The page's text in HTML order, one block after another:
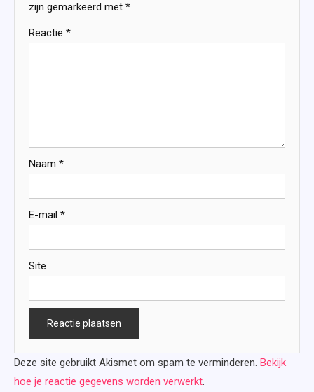
zijn gemarkeerd met *
Reactie *
Naam *
E-mail *
Site
Deze site gebruikt Akismet om spam te verminderen. Bekijk
hoe je reactie gegevens worden verwerkt.